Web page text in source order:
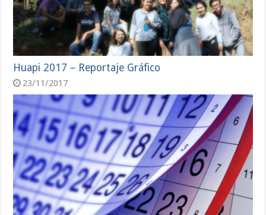
Huapi 2017 – Reportaje Gráfico
23/11/2017